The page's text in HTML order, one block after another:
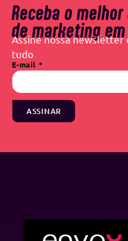
Receba o
de marketing
Assine nossa
tudo
E-mail
ASSINAR